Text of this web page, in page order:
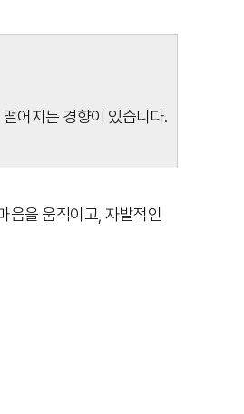
어지는 경향이 있습니다.
음을 움직이고, 자발적인